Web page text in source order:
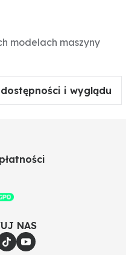
modelach maszyny
i wyglądu
NAS